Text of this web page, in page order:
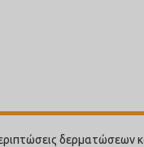
δερματώσεων